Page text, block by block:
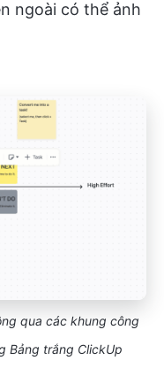
ngoài có thể ảnh
qua các khung công
Bảng trắng ClickUp